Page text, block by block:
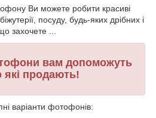
Ви можете робити красиві
посуду, будь-яких дрібних і
захочете ...
вам допоможуть
які продають!
варіанти фотофонів: